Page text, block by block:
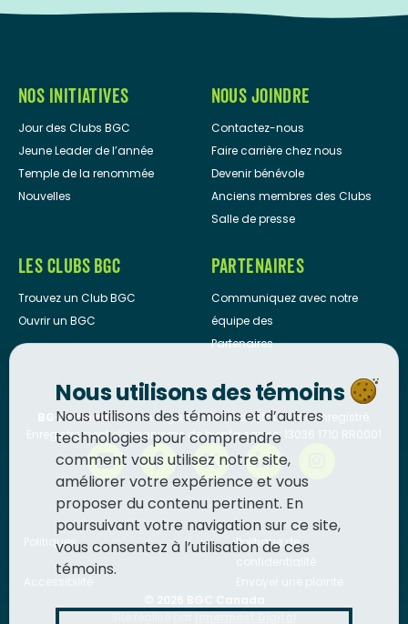
NOS INITIATIVES
Jour des Clubs BGC
Jeune Leader de l’année
Temple de la renommée
Nouvelles
NOUS JOINDRE
Contactez-nous
Faire carrière chez nous
Devenir bénévole
Anciens membres des Clubs
Salle de presse
LES CLUBS BGC
Trouvez un Club BGC
Ouvrir un BGC
PARTENAIRES
Communiquez avec notre
équipe des
Partenaires
BGC Canadaest un organisme de bienfaisance enregistré.
Enregistrement d’organisme de bienfaisance: 13036 1710 RR0001
Politiques
Politique de
Nous utilisons des témoins
Nous utilisons des témoins et d’autres
technologies pour comprendre
comment vous utilisez notre site,
améliorer votre expérience et vous
proposer du contenu pertinent. En
poursuivant votre navigation sur ce site,
vous consentez à l’utilisation de ces
témoins.